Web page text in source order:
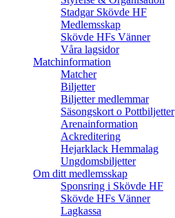
Stadgar Skövde HF
Medlemsskap
Skövde HFs Vänner
Våra lagsidor
Matchinformation
Matcher
Biljetter
Biljetter medlemmar
Säsongskort o Pottbiljetter
Arenainformation
Ackreditering
Hejarklack Hemmalag
Ungdomsbiljetter
Om ditt medlemsskap
Sponsring i Skövde HF
Skövde HFs Vänner
Lagkassa